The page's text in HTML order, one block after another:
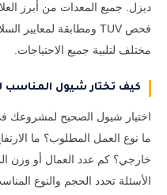
ديزل. جميع المعدات من أبرز
مختلف لتلبية جميع الاحتياجات.
كيف تختار شيول
اختيار شيول الصحيح لمشروعك
ما نوع العمل المطلوب؟ ما
خارجي؟ كم عدد العمال أو وزن
الأسئلة تحدد الحجم والنوع